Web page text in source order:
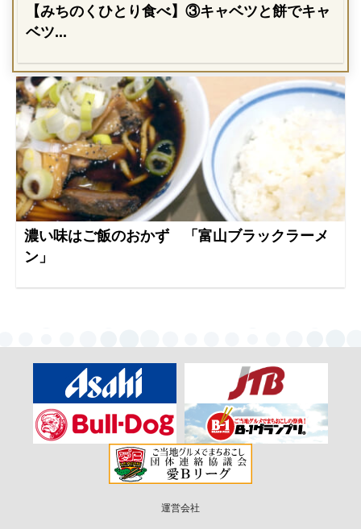
【みちのくひとり食べ】③キャベツと餅でキャ
ベツ...
濃い味はご飯のおかず 「富山ブラックラーメ
ン」
運営会社